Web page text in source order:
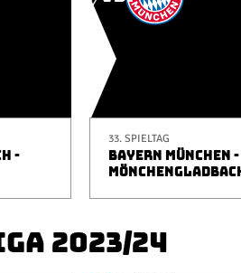
-
33. SPIELTAG
BAYERN MÜNCHEN -
2023/24